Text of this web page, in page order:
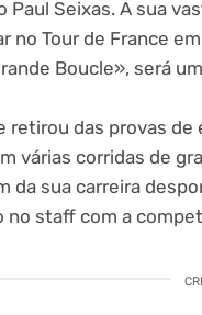
Paul Seixas. A sua
no Tour de France
Boucle», será
retirou das provas
várias corridas de
da sua carreira
no staff com a